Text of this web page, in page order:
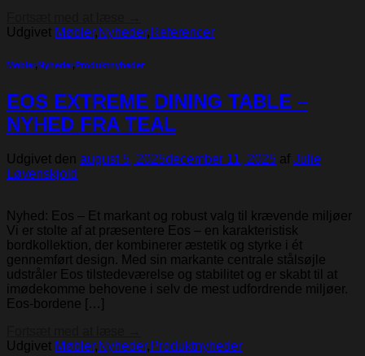
Udgivet Møbler,Nyheder,Referencer
Møbler,Nyheder,Produktnyheder
EOS EXTREME DINING TABLE –
NYHED FRA TEAL
Udgivet den august 5, 2025december 11, 2025 af Julie
Løvenskjold
Nyhed: Eos – Et markant og robust valg til krævende miljøer
Vi er stolte af at præsentere Eos – en karakteristisk
bordkollektion, der kombinerer æstetik og styrke i ét
gennemført design. Med sin markante centrale stålsøjle
udstråler Eos tilstedeværelse og stabilitet og er skabt til at
imødekomme behovene i selv de mest udfordrende miljøer.
Eos-bordene […]
Udgivet Møbler,Nyheder,Produktnyheder